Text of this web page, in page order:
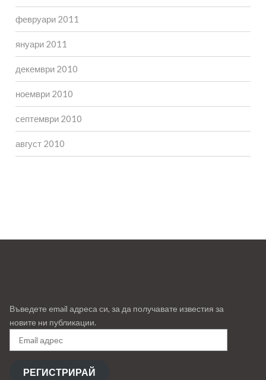
февруари 2011
януари 2011
декември 2010
ноември 2010
септември 2010
август 2010
Въведете email адреса си, за да получавате известия за
новите ни публикации.
Email
адрес
РЕГИСТРИРАЙ